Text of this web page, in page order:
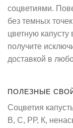
соцветиями.
без темных
цветную
получите
доставкой в
ПОЛЕЗНЫЕ
Соцветия
В, С, РР, К,